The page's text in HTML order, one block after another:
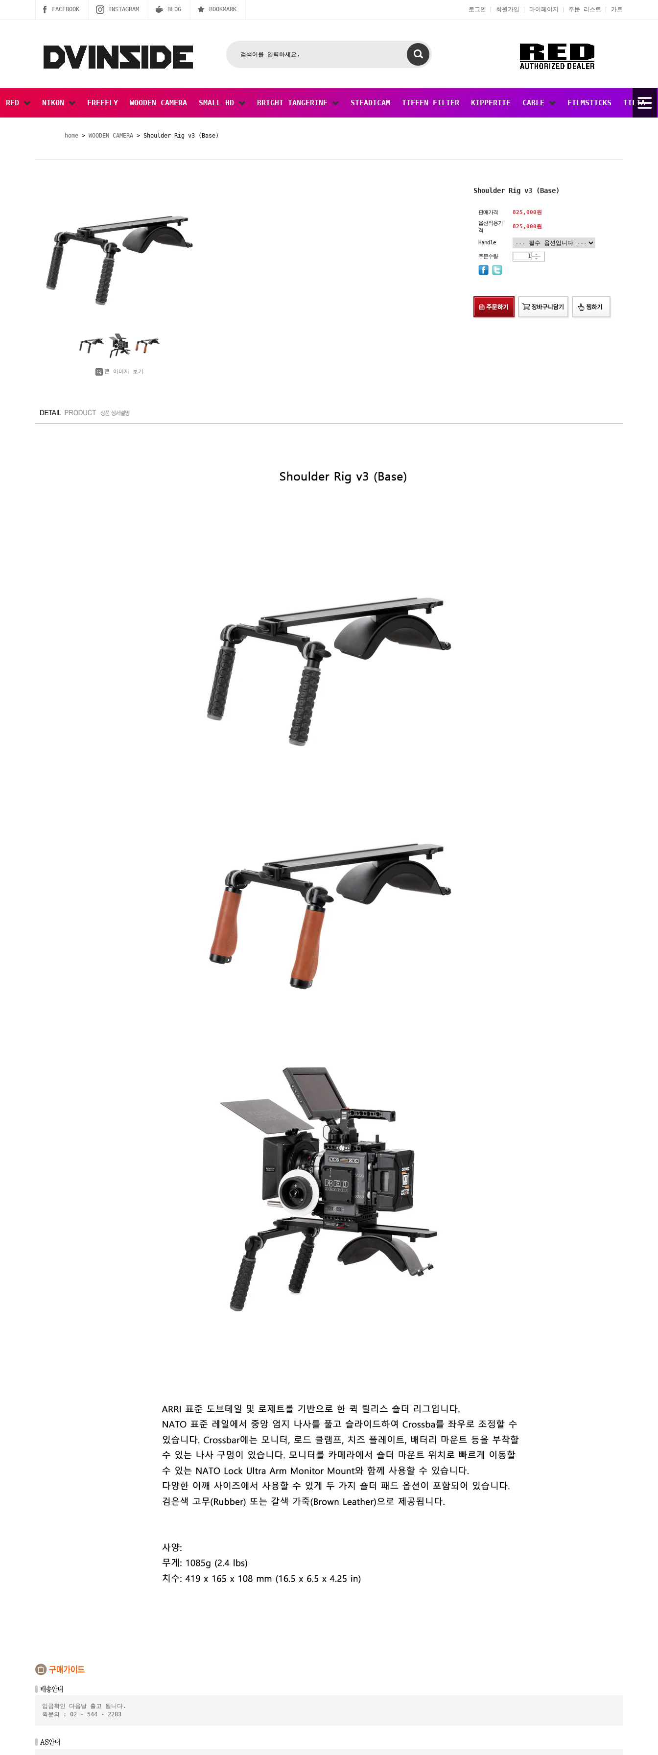
FACEBOOK INSTAGRAM BLOG BOOKMARK 로그인 회원가입 마이페이지 주문 리스트 카트
RED NIKON FREEFLY WOODEN CAMERA SMALL HD BRIGHT TANGERINE STEADICAM TIFFEN FILTER KIPPERTIE CABLE FILMSTICKS TILTA
home > WOODEN CAMERA > Shoulder Rig v3 (Base)
큰 이미지 보기
Shoulder Rig v3 (Base)
판매가격
825,000원
옵션적용가
격
825,000원
Handle
주문수량
수량증가
수량감소
입금확인 다음날 출고 됩니다.
퀵문의 : 02 - 544 - 2283